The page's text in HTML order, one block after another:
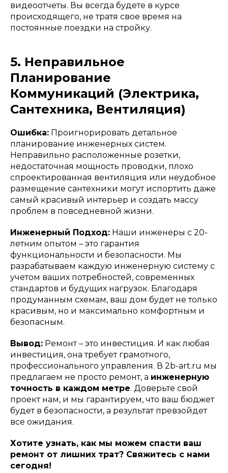
видеоотчеты. Вы всегда будете в курсе
происходящего, не тратя свое время на
постоянные поездки на стройку.
5. Неправильное
Планирование
Коммуникаций (Электрика,
Сантехника, Вентиляция)
Ошибка: Проигнорировать детальное
планирование инженерных систем.
Неправильно расположенные розетки,
недостаточная мощность проводки, плохо
спроектированная вентиляция или неудобное
размещение сантехники могут испортить даже
самый красивый интерьер и создать массу
проблем в повседневной жизни.
Инженерный Подход: Наши инженеры с 20-
летним опытом – это гарантия
функциональности и безопасности. Мы
разрабатываем каждую инженерную систему с
учетом ваших потребностей, современных
стандартов и будущих нагрузок. Благодаря
продуманным схемам, ваш дом будет не только
красивым, но и максимально комфортным и
безопасным.
Вывод: Ремонт – это инвестиция. И как любая
инвестиция, она требует грамотного,
профессионального управления. В 2b-art.ru мы
предлагаем не просто ремонт, а инженерную
точность в каждом метре. Доверьте свой
проект нам, и мы гарантируем, что ваш бюджет
будет в безопасности, а результат превзойдет
все ожидания.
Хотите узнать, как мы можем спасти ваш
ремонт от лишних трат? Свяжитесь с нами
сегодня!